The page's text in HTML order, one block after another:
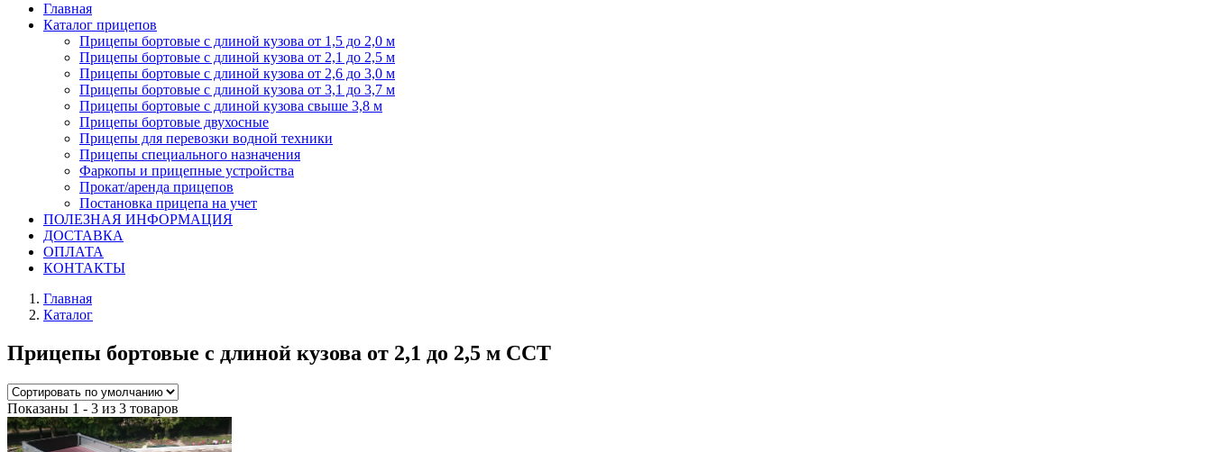
Главная
Каталог прицепов
Прицепы бортовые с длиной кузова от 1,5 до 2,0 м
Прицепы бортовые с длиной кузова от 2,1 до 2,5 м
Прицепы бортовые с длиной кузова от 2,6 до 3,0 м
Прицепы бортовые с длиной кузова от 3,1 до 3,7 м
Прицепы бортовые с длиной кузова свыше 3,8 м
Прицепы бортовые двухосные
Прицепы для перевозки водной техники
Прицепы специального назначения
Фаркопы и прицепные устройства
Прокат/аренда прицепов
Постановка прицепа на учет
ПОЛЕЗНАЯ ИНФОРМАЦИЯ
ДОСТАВКА
ОПЛАТА
КОНТАКТЫ
Главная
Каталог
Прицепы бортовые с длиной кузова от 2,1 до 2,5 м ССТ
Показаны 1 - 3 из 3 товаров